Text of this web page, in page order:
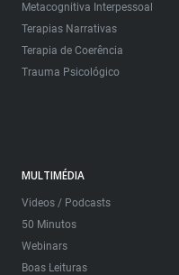
Metacognitiva Interpessoal
Terapias Narrativas
Terapia de Coerência
Trauma Psicológico
MULTIMÉDIA
Videos / Podcasts
50 Minutos
Webinars
Boas Leituras